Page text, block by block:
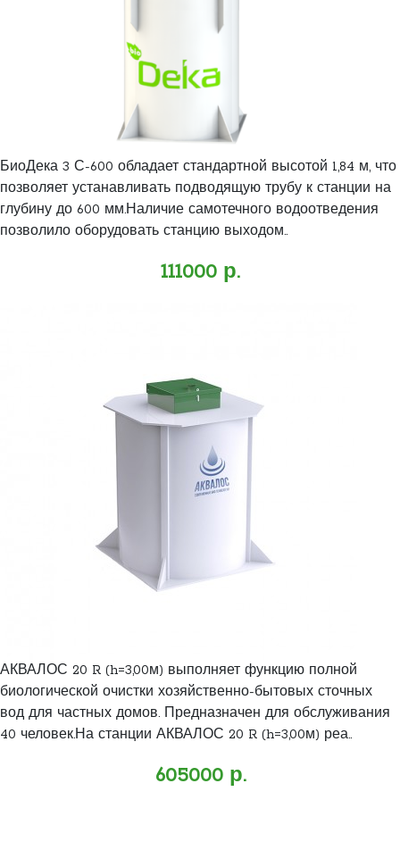
БиоДека 3 С-600 обладает стандартной высотой 1,84 м, что
позволяет устанавливать подводящую трубу к станции на
глубину до 600 мм.Наличие самотечного водоотведения
позволило оборудовать станцию выходом..
111000 р.
АКВАЛОС 20 R (h=3,00м) выполняет функцию полной
биологической очистки хозяйственно-бытовых сточных
вод для частных домов. Предназначен для обслуживания
40 человек.На станции АКВАЛОС 20 R (h=3,00м) реа..
605000 р.